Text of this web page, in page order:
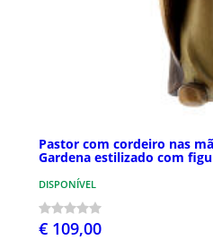
Pastor com cordeiro nas
Gardena estilizado com
DISPONÍVEL
€ 109,00